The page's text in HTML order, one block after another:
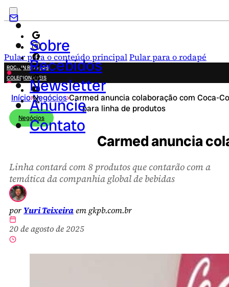
Pular para o conteúdo principalPular para o rodapé
Sobre
Recebidos
Newsletter
Anuncie
Contato
ROCK IN RIO 2026
COLECIONÁVEIS
FESTA JUNINA
NOVIDADES
CAMPANHAS CRIATIVAS
Início›Negócios›Carmed anuncia colaboração com Coca-
para linha de produtos
Negócios
Carmed anuncia
Linha contará com 8 produtos que contarão com a
temática da companhia global de bebidas
por Yuri Teixeiraem gkpb.com.br
20 de agosto de 2025